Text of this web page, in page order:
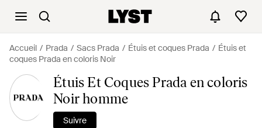
Accueil Prada Sacs Prada Étuis et coques Prada
Étuis et
coques Prada en coloris Noir
Étuis Et Coques Prada en coloris
Noir homme
Suivre